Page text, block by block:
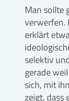
Man sollte
verwerfen.
erklärt
selektiv
gerade
sich, mit
zeigt, dass